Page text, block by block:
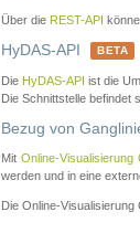
Über die REST-API
HyDAS-API BETA
Die HyDAS-API ist die
Die Schnittstelle befindet
Bezug von
MitOnline-Visualisierung
werden und in eine
Die Online-Visualisierung